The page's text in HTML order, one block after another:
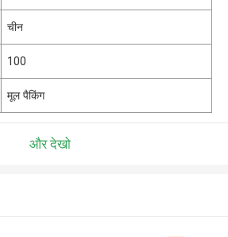
चीन
100
मूल पैकिंग
और देखो